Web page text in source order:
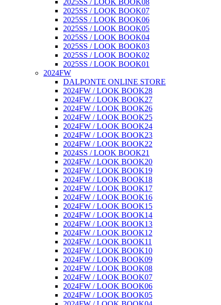
2025SS / LOOK BOOK08
2025SS / LOOK BOOK07
2025SS / LOOK BOOK06
2025SS / LOOK BOOK05
2025SS / LOOK BOOK04
2025SS / LOOK BOOK03
2025SS / LOOK BOOK02
2025SS / LOOK BOOK01
2024FW
DALPONTE ONLINE STORE
2024FW / LOOK BOOK28
2024FW / LOOK BOOK27
2024FW / LOOK BOOK26
2024FW / LOOK BOOK25
2024FW / LOOK BOOK24
2024FW / LOOK BOOK23
2024FW / LOOK BOOK22
2024SS / LOOK BOOK21
2024FW / LOOK BOOK20
2024FW / LOOK BOOK19
2024FW / LOOK BOOK18
2024FW / LOOK BOOK17
2024FW / LOOK BOOK16
2024FW / LOOK BOOK15
2024FW / LOOK BOOK14
2024FW / LOOK BOOK13
2024FW / LOOK BOOK12
2024FW / LOOK BOOK11
2024FW / LOOK BOOK10
2024FW / LOOK BOOK09
2024FW / LOOK BOOK08
2024FW / LOOK BOOK07
2024FW / LOOK BOOK06
2024FW / LOOK BOOK05